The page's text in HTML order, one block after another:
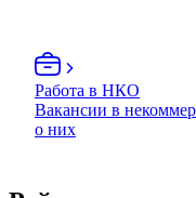
Работа в НКО
Вакансии в
о них